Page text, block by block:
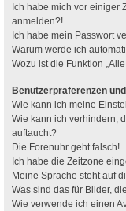
Ich habe mich vor einiger
anmelden?!
Ich habe mein Passwort
Warum werde ich
Wozu ist die Funktion
Benutzerpräferenzen
Wie kann ich meine
Wie kann ich verhindern,
auftaucht?
Die Forenuhr geht falsch!
Ich habe die Zeitzone
Meine Sprache steht auf
Was sind das für Bilder,
Wie verwende ich einen